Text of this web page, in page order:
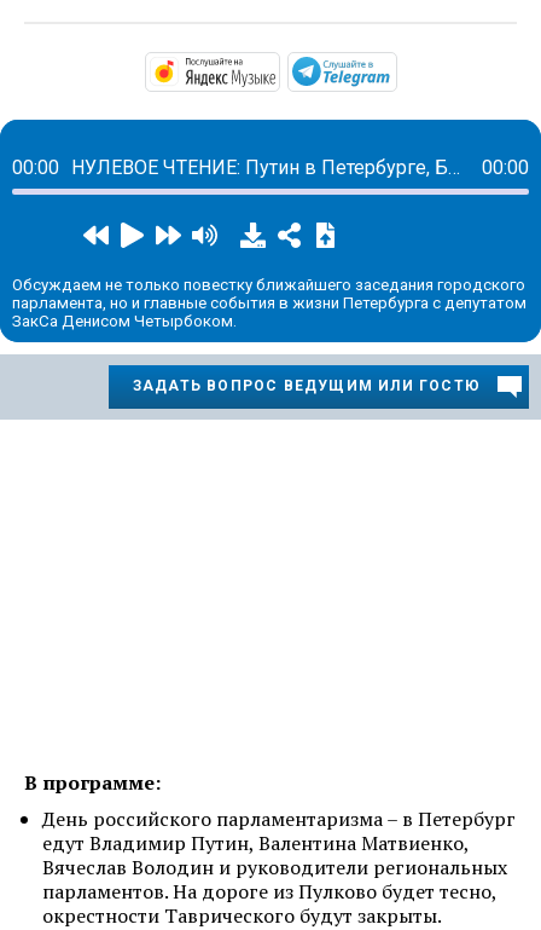
https://music.yandex.ru/
00:00 НУЛЕВОЕ ЧТЕНИЕ: Путин в Петербурге, Беглов отчитывается перед депутатами, а ЗакС легализует намыв и готовит слушания по Генплану 00:00
Обсуждаем не только повестку ближайшего заседания городского
парламента, но и главные события в жизни Петербурга с депутатом
ЗакСа Денисом Четырбоком.
ЗАДАТЬ ВОПРОС ВЕДУЩИМ ИЛИ ГОСТЮ
В программе:
День российского парламентаризма – в Петербург
едут Владимир Путин, Валентина Матвиенко,
Вячеслав Володин и руководители региональных
парламентов. На дороге из Пулково будет тесно,
окрестности Таврического будут закрыты.